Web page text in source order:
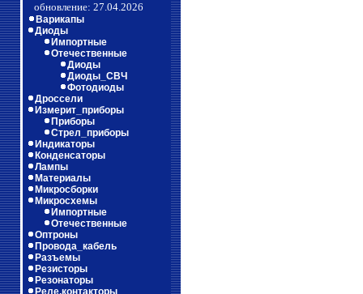
обновление: 27.04.2026
Варикапы
Диоды
Импортные
Отечественные
Диоды
Диоды_СВЧ
Фотодиоды
Дроссели
Измерит_приборы
Приборы
Стрел_приборы
Индикаторы
Конденсаторы
Лампы
Материалы
Микросборки
Микросхемы
Импортные
Отечественные
Оптроны
Провода_кабель
Разъемы
Резисторы
Резонаторы
Реле,контакторы